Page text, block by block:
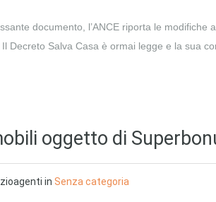
documento, l’ANCE riporta le
Decreto Salva Casa è ormai legge e la sua
oggetto di
in Senza categoria